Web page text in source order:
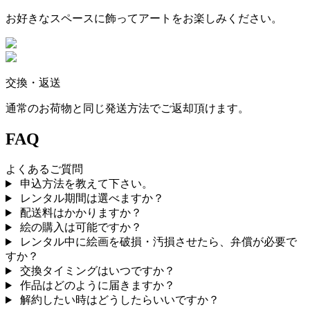
お好きなスペースに飾ってアートをお楽しみください。
交換・返送
通常のお荷物と同じ発送方法でご返却頂けます。
FAQ
よくあるご質問
申込方法を教えて下さい。
レンタル期間は選べますか？
配送料はかかりますか？
絵の購入は可能ですか？
レンタル中に絵画を破損・汚損させたら、弁償が必要で
すか？
交換タイミングはいつですか？
作品はどのように届きますか？
解約したい時はどうしたらいいですか？